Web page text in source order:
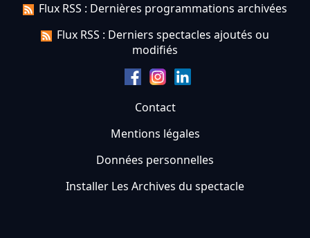
Flux RSS : Dernières programmations archivées
Flux RSS : Derniers spectacles ajoutés ou
modifiés
Contact
Mentions légales
Données personnelles
Installer Les Archives du spectacle